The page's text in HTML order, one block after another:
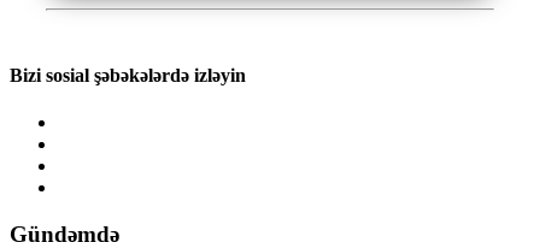
Bizi sosial şəbəkələrdə izləyin
Gündəmdə